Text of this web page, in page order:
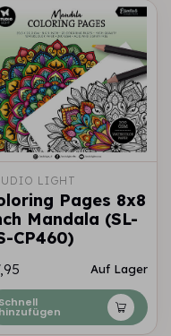
LIGHT
Pages 8x8
Mandala (SL-
CP460)
Auf Lager
Schnell
hinzufügen